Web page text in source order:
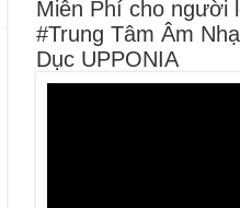
Miễn Phí cho người
#Trung Tâm Âm
Dục UPPONIA